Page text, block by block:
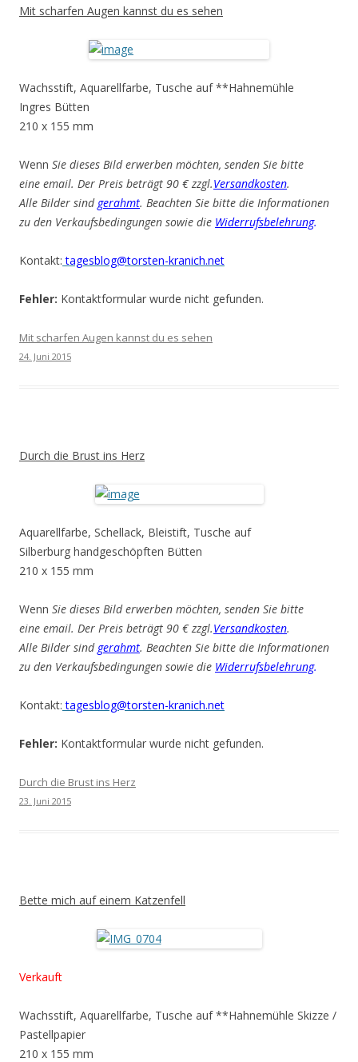
Mit scharfen Augen kannst du es sehen
Wachsstift, Aquarellfarbe, Tusche auf **Hahnemühle
Ingres Bütten
210 x 155 mm
Wenn Sie dieses Bild erwerben möchten, senden Sie bitte
eine email. Der Preis beträgt 90 € zzgl.Versandkosten.
Alle Bilder sind gerahmt. Beachten Sie bitte die Informationen
zu den Verkaufsbedingungen sowie die Widerrufsbelehrung.
Kontakt: tagesblog@torsten-kranich.net
Fehler: Kontaktformular wurde nicht gefunden.
Mit scharfen Augen kannst du es sehen
24. Juni 2015
Durch die Brust ins Herz
Aquarellfarbe, Schellack, Bleistift, Tusche auf
Silberburg handgeschöpften Bütten
210 x 155 mm
Wenn Sie dieses Bild erwerben möchten, senden Sie bitte
eine email. Der Preis beträgt 90 € zzgl.Versandkosten.
Alle Bilder sind gerahmt. Beachten Sie bitte die Informationen
zu den Verkaufsbedingungen sowie die Widerrufsbelehrung.
Kontakt: tagesblog@torsten-kranich.net
Fehler: Kontaktformular wurde nicht gefunden.
Durch die Brust ins Herz
23. Juni 2015
Bette mich auf einem Katzenfell
Verkauft
Wachsstift, Aquarellfarbe, Tusche auf **Hahnemühle Skizze /
Pastellpapier
210 x 155 mm